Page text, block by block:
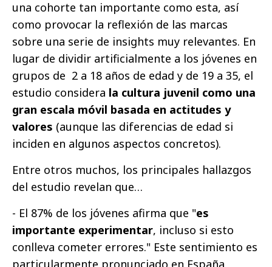
una cohorte tan importante como esta, así
como provocar la reflexión de las marcas
sobre una serie de insights muy relevantes. En
lugar de dividir artificialmente a los jóvenes en
grupos de 2 a 18 años de edad y de 19 a 35, el
estudio considera la cultura juvenil como una
gran escala móvil basada en actitudes y
valores (aunque las diferencias de edad si
inciden en algunos aspectos concretos).
Entre otros muchos, los principales hallazgos
del estudio revelan que…
- El 87% de los jóvenes afirma que "es
importante experimentar, incluso si esto
conlleva cometer errores." Este sentimiento es
particularmente pronunciado en España